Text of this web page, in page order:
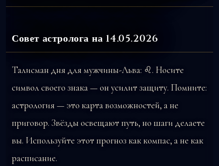
Совет астролога на 14.05.2026
Талисман дня для мужчины-Льва: ♌. Носите
символ своего знака — он усилит защиту. Помните:
астрология — это карта возможностей, а не
приговор. Звёзды освещают путь, но шаги делаете
вы. Используйте этот прогноз как компас, а не как
расписание.